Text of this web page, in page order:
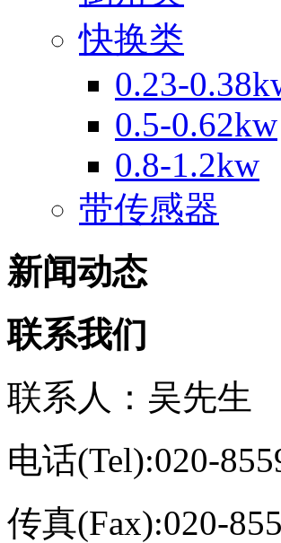
快换类
0.23-
0.5-0.62kw
0.8-1.2kw
带传感器
新闻动态
联系我们
联系人：吴先生
电话(Tel):020-
传真(Fax):020-